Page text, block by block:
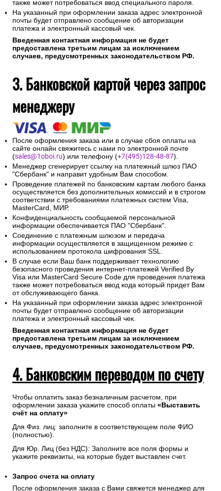
также может потребоваться ввод специального пароля.
На указанный при оформлении заказа адрес электронной
почты будет отправлено сообщение об авторизации
платежа и электронный кассовый чек.
Введенная контактная информация не будет
предоставлена третьим лицам за исключением
случаев, предусмотренных законодательством РФ.
3. Банковской картой через запрос
менеджеру
После оформления заказа или в случае сбоя оплаты на
сайте онлайн свяжитесь с нами по электронной почте
(sales@1oboi.ru) или телефону (+7(495)128-48-87).
Менеджер сгенерирует ссылку на платежный шлюз ПАО
"Сбербанк" и направит удобным Вам способом.
Проведение платежей по банковским картам любого банка
осуществляется без дополнительных комиссий и в строгом
соответствии с требованиями платежных систем Visa,
MasterCard, МИР.
Конфиденциальность сообщаемой персональной
информации обеспечивается ПАО "Сбербанк".
Соединение с платежным шлюзом и передача
информации осуществляется в защищенном режиме с
использованием протокола шифрования SSL.
В случае если Ваш банк поддерживает технологию
безопасного проведения интернет-платежей Verified By
Visa или MasterCard Secure Code для проведения платежа
также может потребоваться ввод кода который придет Вам
от обслуживающего банка.
На указанный при оформлении заказа адрес электронной
почты будет отправлено сообщение об авторизации
платежа и электронный кассовый чек.
Введенная контактная информация не будет
предоставлена третьим лицам за исключением
случаев, предусмотренных законодательством РФ.
4. Банковским переводом по счету
Чтобы оплатить заказ безналичным расчетом, при
оформлении заказа укажите способ оплаты «Выставить
счёт на оплату»
Для Физ. лиц: заполните в соответствующем поле ФИО
(полностью).
Для Юр. Лиц (без НДС): Заполните все поля формы и
укажите реквизиты, на которые будет выставлен счет.
Запрос счета на оплату
После оформления заказа с Вами свяжется менеджер для